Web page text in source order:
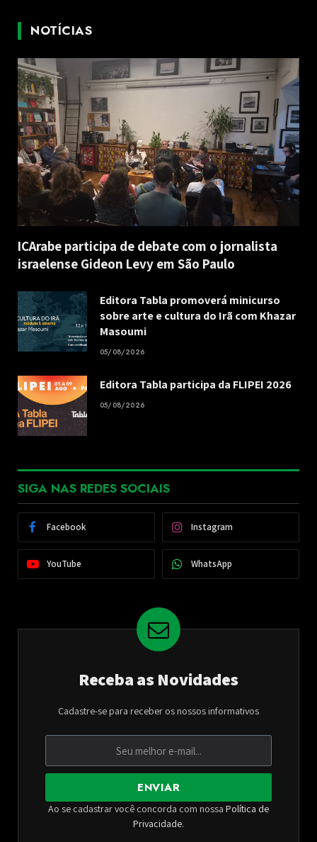
NOTÍCIAS
ICArabe participa de debate com o jornalista
israelense Gideon Levy em São Paulo
Editora Tabla promoverá minicurso
sobre arte e cultura do Irã com Khazar
Masoumi
05/08/2026
Editora Tabla participa da FLIPEI 2026
05/08/2026
SIGA NAS REDES SOCIAIS
Facebook Instagram
YouTube WhatsApp
Receba as Novidades
Cadastre-se para receber os nossos informativos
ENVIAR
Ao se cadastrar você concorda com nossa Política de
Privacidade.